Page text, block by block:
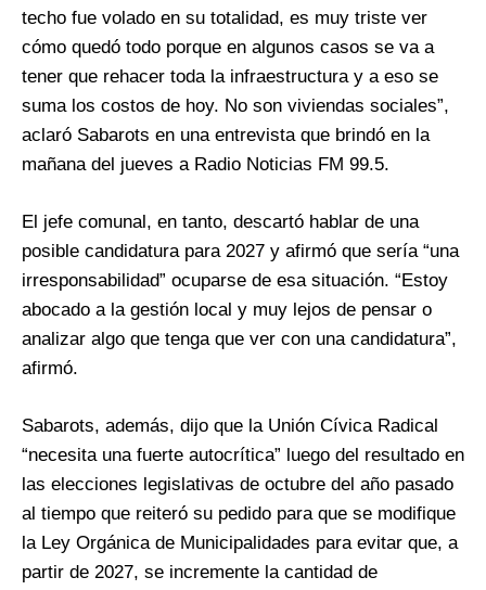
techo fue volado en su totalidad, es muy triste ver
cómo quedó todo porque en algunos casos se va a
tener que rehacer toda la infraestructura y a eso se
suma los costos de hoy. No son viviendas sociales”,
aclaró Sabarots en una entrevista que brindó en la
mañana del jueves a Radio Noticias FM 99.5.
El jefe comunal, en tanto, descartó hablar de una
posible candidatura para 2027 y afirmó que sería “una
irresponsabilidad” ocuparse de esa situación. “Estoy
abocado a la gestión local y muy lejos de pensar o
analizar algo que tenga que ver con una candidatura”,
afirmó.
Sabarots, además, dijo que la Unión Cívica Radical
“necesita una fuerte autocrítica” luego del resultado en
las elecciones legislativas de octubre del año pasado
al tiempo que reiteró su pedido para que se modifique
la Ley Orgánica de Municipalidades para evitar que, a
partir de 2027, se incremente la cantidad de